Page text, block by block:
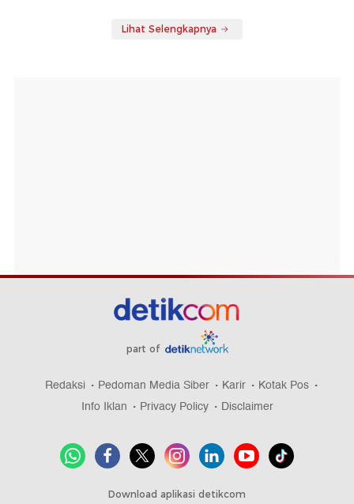
Lihat Selengkapnya
part of
Redaksi Pedoman Media Siber Karir
Kotak Pos
Info Iklan
Privacy Policy Disclaimer
Download aplikasi detikcom